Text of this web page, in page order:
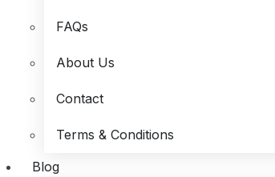
FAQs
About Us
Contact
Terms & Conditions
Blog